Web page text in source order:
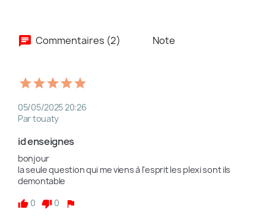
Commentaires (2) Note
05/05/2025 20:26
Par touaty
id enseignes
bonjour
la seule question qui me viens à l'esprit les plexi sont ils
demontable
0
0